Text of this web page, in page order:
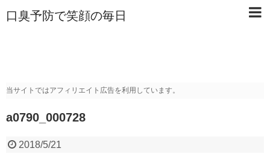
口臭予防で笑顔の毎日
当サイトではアフィリエイト広告を利用しています。
a0790_000728
2018/5/21